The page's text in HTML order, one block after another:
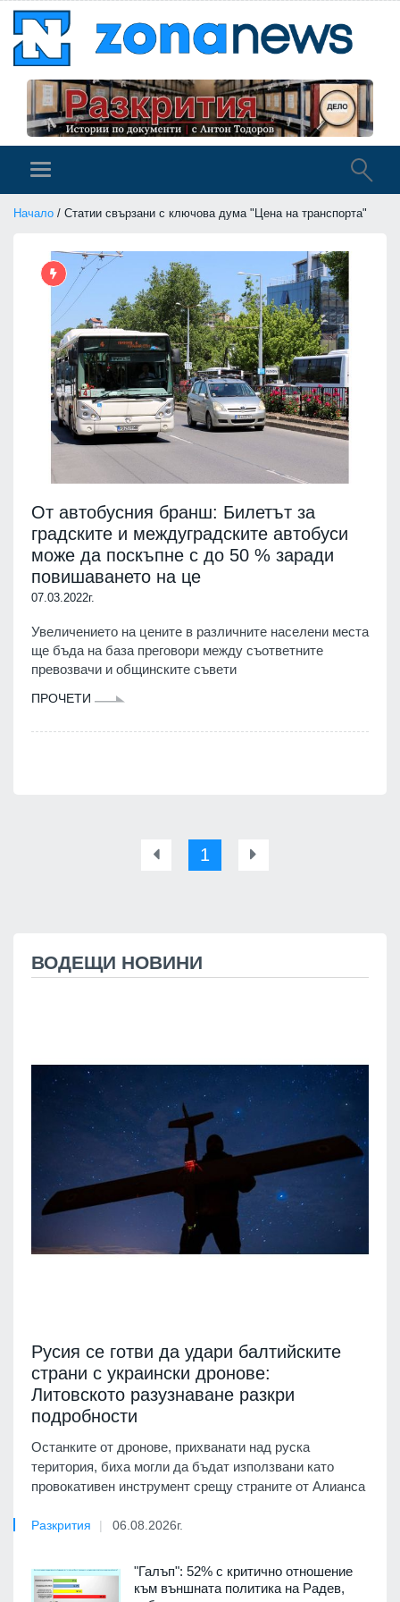
Начало / Статии свързани с ключова дума "Цена на транспорта"
От автобусния бранш: Билетът за
градските и междуградските автобуси
може да поскъпне с до 50 % заради
повишаването на це
07.03.2022г.
Увеличението на цените в различните населени места
ще бъда на база преговори между съответните
превозвачи и общинските съвети
ПРОЧЕТИ
1
ВОДЕЩИ НОВИНИ
Русия се готви да удари балтийските
страни с украински дронове:
Литовското разузнаване разкри
подробности
Останките от дронове, прихванати над руска
територия, биха могли да бъдат използвани като
провокативен инструмент срещу страните от Алианса
Разкрития 06.08.2026г.
"Галъп": 52% с критично отношение
към външната политика на Радев,